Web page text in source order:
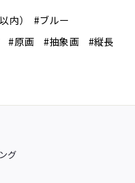
内）
#ブルー
#原画 #抽象画
#縦長
グ